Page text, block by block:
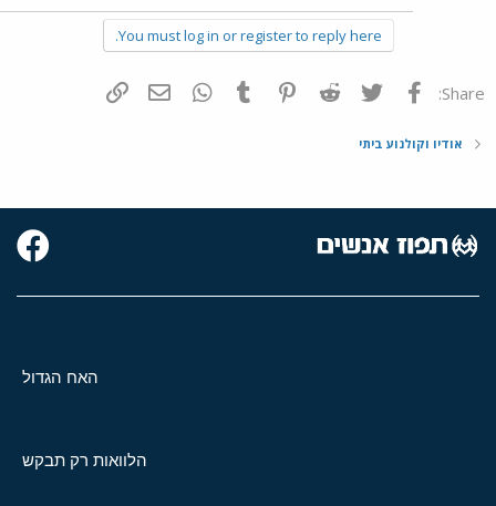
You must log in or register to reply here.
Share: פייסבוק Twitter
Reddit
Pinterest
Tumblr
WhatsAppדואר אלקטרוני
אודיו וקולנוע ביתי
האח הגדול
הלוואות רק תבקש